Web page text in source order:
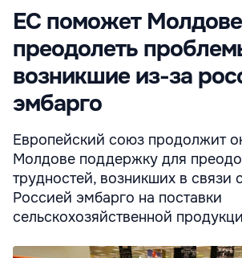
ЕС поможет Молдове
преодолеть
возникшие из-за
эмбарго
Европейский союз продолжит
Молдове поддержку для
трудностей, возникших в связи
Россией эмбарго на поставки
сельскохозяйственной